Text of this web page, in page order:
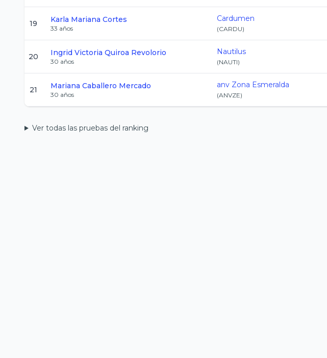
19 Karla Mariana Cortes
33 años
Cardumen
(CARDU)
20 Ingrid Victoria Quiroa Revolorio
30 años
Nautilus
(NAUTI)
21 Mariana Caballero Mercado
30 años
anv Zona Esmeralda
(ANVZE)
Ver todas las pruebas del ranking